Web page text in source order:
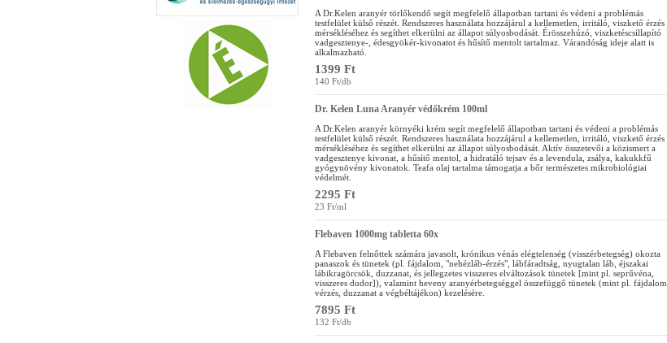
A Dr.Kelen aranyér törlőkendő segít megfelelő állapotban tartani és védeni a problémás
testfelület külső részét. Rendszeres használata hozzájárul a kellemetlen, irritáló, viszkető érzés
mérsékléséhez és segíthet elkerülni az állapot súlyosbodását. Érösszehúzó, viszketéscsillapító
vadgesztenye-, édesgyökér-kivonatot és hűsítő mentolt tartalmaz. Várandóság ideje alatt is
alkalmazható.
1399 Ft
140 Ft/db
Dr. Kelen Luna Aranyér védőkrém 100ml
A Dr.Kelen aranyér környéki krém segít megfelelő állapotban tartani és védeni a problémás
testfelület külső részét. Rendszeres használata hozzájárul a kellemetlen, irritáló, viszkető érzés
mérsékléséhez és segíthet elkerülni az állapot súlyosbodását. Aktív összetevői a közismert a
vadgesztenye kivonat, a hűsítő mentol, a hidratáló tejsav és a levendula, zsálya, kakukkfű
gyógynövény kivonatok. Teafa olaj tartalma támogatja a bőr természetes mikrobiológiai
védelmét.
2295 Ft
23 Ft/ml
Flebaven 1000mg tabletta 60x
A Flebaven felnőttek számára javasolt, krónikus vénás elégtelenség (visszérbetegség) okozta
panaszok és tünetek (pl. fájdalom, "nehézláb-érzés", lábfáradtság, nyugtalan láb, éjszakai
lábikragörcsök, duzzanat, és jellegzetes visszeres elváltozások tünetek [mint pl. seprűvéna,
visszeres dudor]), valamint heveny aranyérbetegséggel összefüggő tünetek (mint pl. fájdalom,
vérzés, duzzanat a végbéltájékon) kezelésére.
7895 Ft
132 Ft/db